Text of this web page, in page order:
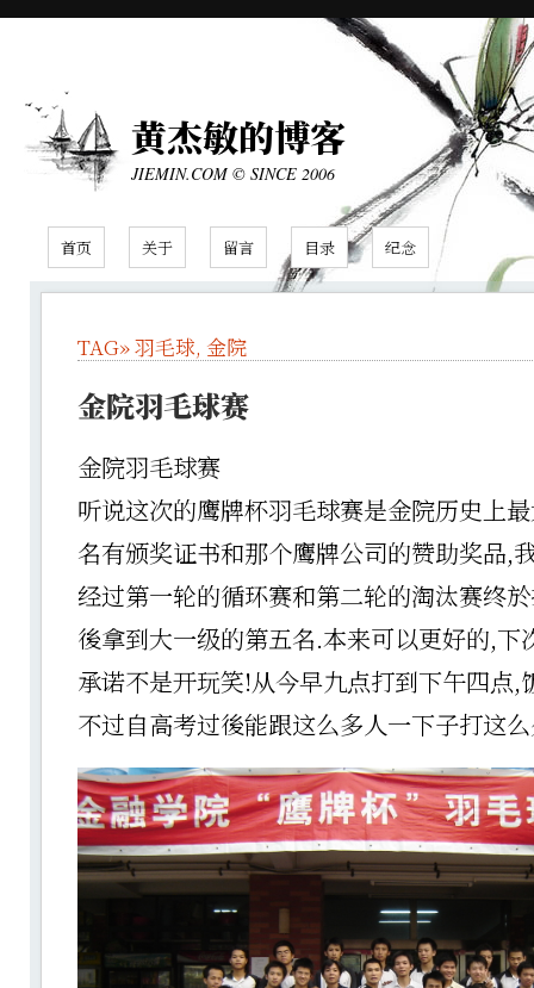
黄杰敏的博客
JIEMIN.COM © SINCE 2006
首页 关于 留言 目录 纪念
TAG»羽毛球, 金院
金院羽毛球赛
金院羽毛球赛
听说这次的鹰牌杯羽毛球赛是金院历史上
名有颁奖证书和那个鹰牌公司的赞助奖品,
经过第一轮的循环赛和第二轮的淘汰赛终
後拿到大一级的第五名.本来可以更好的,下
承诺不是开玩笑!从今早九点打到下午四点,
不过自高考过後能跟这么多人一下子打这